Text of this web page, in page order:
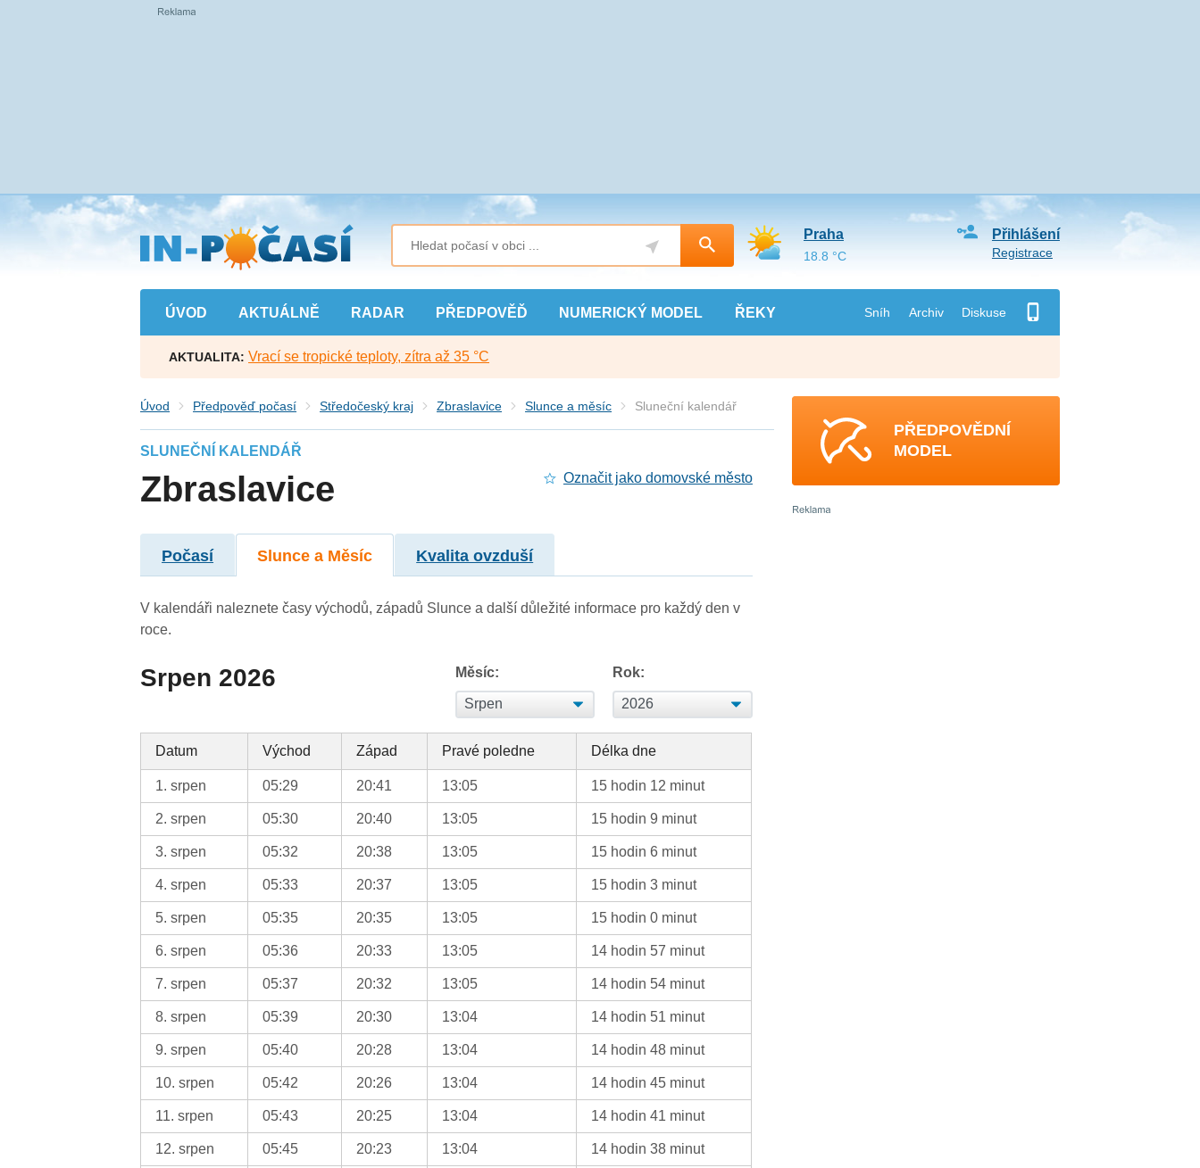
Přejít
na
hlavní
obsah
ÚVOD AKTUÁLNĚ RADAR PŘEDPOVĚĎ NUMERICKÝ MODEL ŘEKY Sníh Archiv Diskuse
Přihlášení
Registrace
Praha
18.8 °C
AKTUALITA: Vrací se tropické teploty, zítra až 35 °C
Úvod Předpověď počasí Středočeský kraj Zbraslavice Slunce a měsíc Sluneční kalendář
SLUNEČNÍ KALENDÁŘ
Zbraslavice Označit jako domovské město
Počasí Slunce a Měsíc Kvalita ovzduší
V kalendáři naleznete časy východů, západů Slunce a další důležité informace pro každý den v
roce.
Srpen 2026 Měsíc: Rok:
Datum Východ Západ Pravé poledne Délka dne
1. srpen 05:29 20:41 13:05 15 hodin 12 minut
2. srpen 05:30 20:40 13:05 15 hodin 9 minut
3. srpen 05:32 20:38 13:05 15 hodin 6 minut
4. srpen 05:33 20:37 13:05 15 hodin 3 minut
5. srpen 05:35 20:35 13:05 15 hodin 0 minut
6. srpen 05:36 20:33 13:05 14 hodin 57 minut
7. srpen 05:37 20:32 13:05 14 hodin 54 minut
8. srpen 05:39 20:30 13:04 14 hodin 51 minut
9. srpen 05:40 20:28 13:04 14 hodin 48 minut
10. srpen 05:42 20:26 13:04 14 hodin 45 minut
11. srpen 05:43 20:25 13:04 14 hodin 41 minut
12. srpen 05:45 20:23 13:04 14 hodin 38 minut
PŘEDPOVĚDNÍ
MODEL